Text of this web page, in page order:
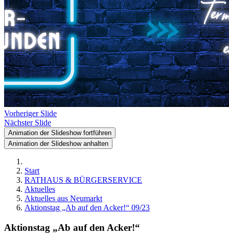
Vorheriger Slide
Nächster Slide
Animation der Slideshow fortführen
Animation der Slideshow anhalten
Start
RATHAUS & BÜRGERSERVICE
Aktuelles
Aktuelles aus Neumarkt
Aktio​nstag „Ab auf den Acker!“ 09/23
Aktio​nstag „Ab auf den Acker!“